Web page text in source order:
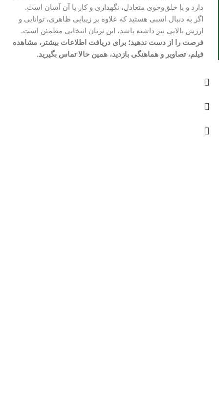
دارد و با خلق‌وخوی متعادل، نگهداری و کار با آن آسان است.
اگر به دنبال اسبی هستید که علاوه بر زیبایی ظاهری، توانایی و
ارزش بالایی نیز داشته باشد، این نریان انتخابی مطمئن است.
فرصت را از دست ندهید؛ برای دریافت اطلاعات بیشتر، مشاهده
فیلم، تصاویر و هماهنگی بازدید، همین حالا تماس بگیرید.